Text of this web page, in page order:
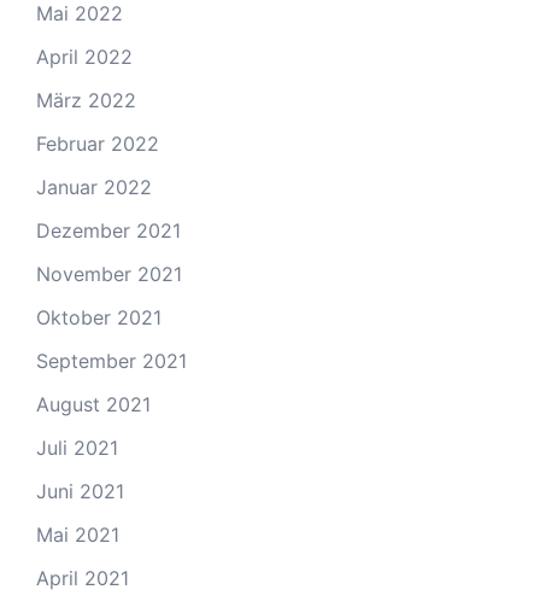
Mai 2022
April 2022
März 2022
Februar 2022
Januar 2022
Dezember 2021
November 2021
Oktober 2021
September 2021
August 2021
Juli 2021
Juni 2021
Mai 2021
April 2021